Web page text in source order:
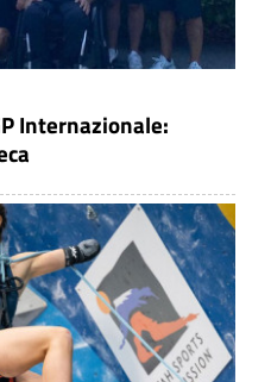
Internazionale: